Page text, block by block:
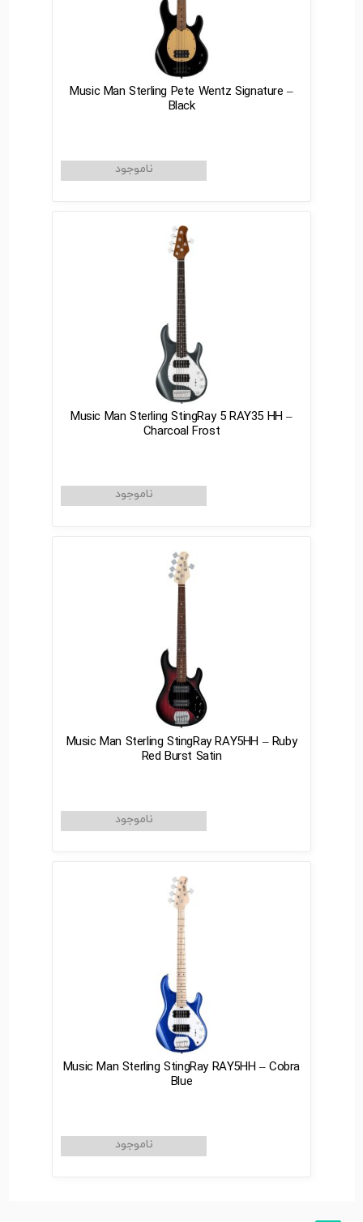
Music Man Sterling Pete Wentz Signature –
Black
Music Man Sterling StingRay 5 RAY35 HH –
Charcoal Frost
Music Man Sterling StingRay RAY5HH – Ruby
Red Burst Satin
Music Man Sterling StingRay RAY5HH – Cobra
Blue